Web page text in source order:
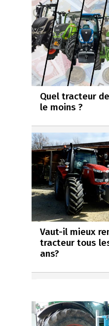
Quel tracteur
le moins ?
Vaut-il mieux
tracteur tous
ans?